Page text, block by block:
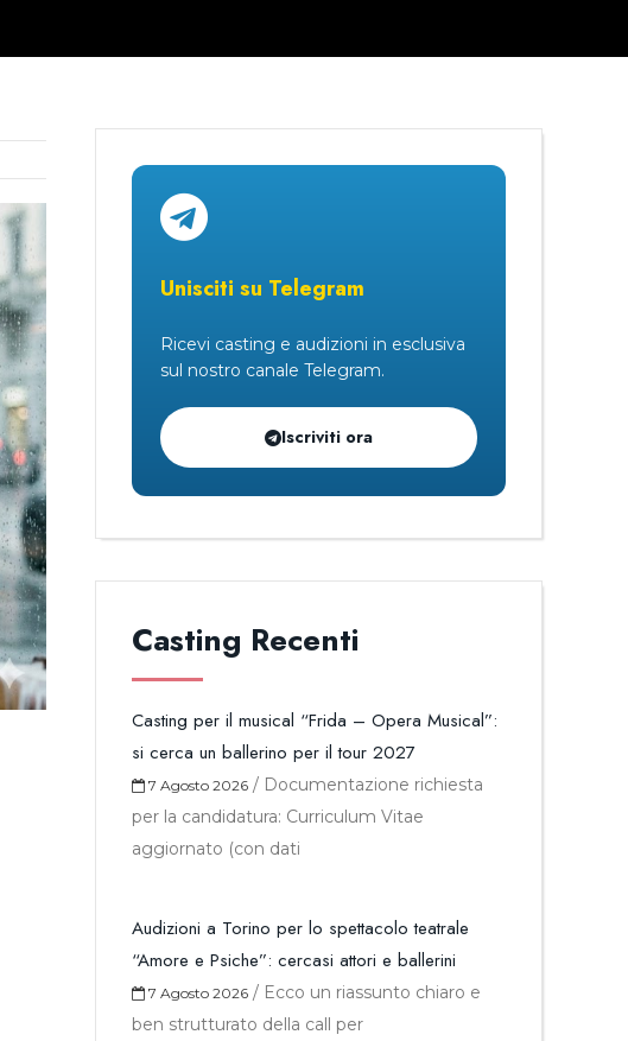
Unisciti su Telegram
Ricevi casting e audizioni in esclusiva
sul nostro canale Telegram.
Iscriviti ora
Casting Recenti
Casting per il musical “Frida – Opera Musical”:
si cerca un ballerino per il tour 2027
7 Agosto 2026 / Documentazione richiesta
per la candidatura: Curriculum Vitae
aggiornato (con dati
Audizioni a Torino per lo spettacolo teatrale
“Amore e Psiche”: cercasi attori e ballerini
7 Agosto 2026 / Ecco un riassunto chiaro e
ben strutturato della call per